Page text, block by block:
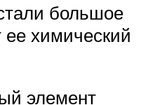
большое
ее химический
элемент